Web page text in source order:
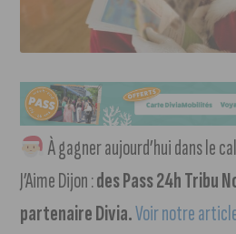
À gagner aujourd’hui dans le
J’Aime Dijon :des Pass 24h Tribu
partenaire Divia.Voir notre